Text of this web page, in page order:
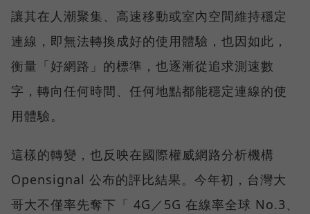
讓其在人潮聚集、高速移動或室內空間維持穩定
連線，即無法轉換成好的使用體驗，也因如此，
衡量「好網路」的標準，也逐漸從追求測速數
字，轉向任何時間、任何地點都能穩定連線的使
用體驗。
這樣的轉變，也反映在國際權威網路分析機構
Opensignal 公布的評比結果。今年初，台灣大
哥大不僅率先奪下「 4G／5G 在線率全球 No.3、